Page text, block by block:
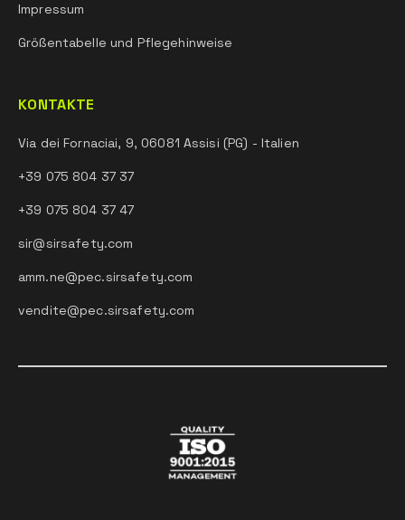
Impressum
Größentabelle und Pflegehinweise
KONTAKTE
Via dei Fornaciai, 9, 06081 Assisi (PG) - Italien
+39 075 804 37 37
+39 075 804 37 47
sir@sirsafety.com
amm.ne@pec.sirsafety.com
vendite@pec.sirsafety.com